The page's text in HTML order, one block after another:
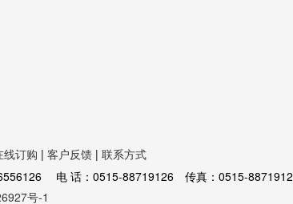
线订购 | 客户反馈 | 联系方式
电 话：0515-88719126 传真：0515-
号-1